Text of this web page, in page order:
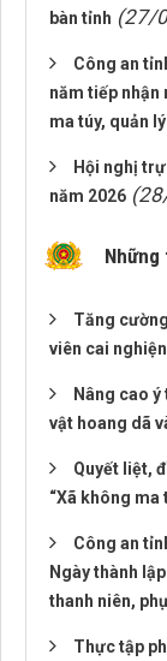
bàn tỉnh (27/
Công an
năm tiếp nhận
ma túy, quản
Hội nghị
năm 2026
Những
Tăng
viên cai nghiện
Nâng cao
vật hoang dã
Quyết liệt,
“Xã không ma
Công an
Ngày thành
thanh niên,
Thực tập